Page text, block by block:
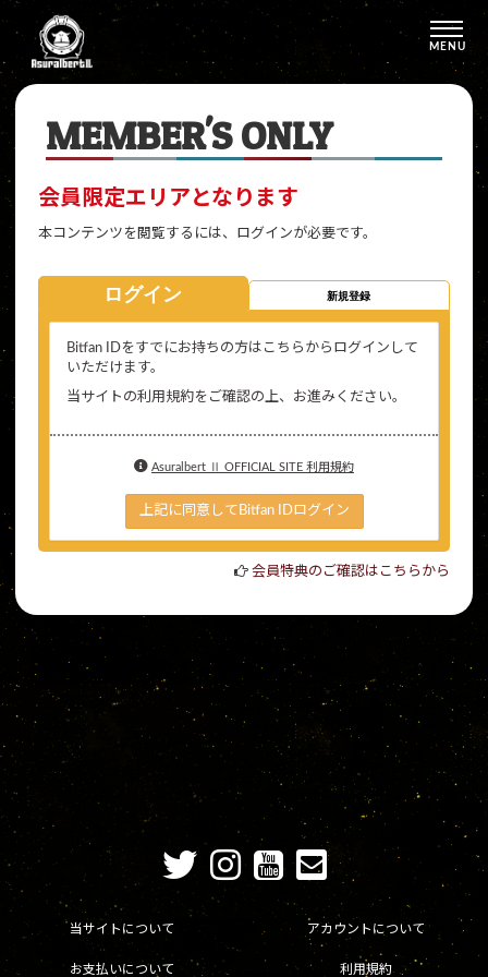
MENU
MEMBER'S ONLY
会員限定エリアとなります
本コンテンツを閲覧するには、ログインが必要です。
ログイン 新規登録
Bitfan IDをすでにお持ちの方はこちらからログインして
いただけます。
当サイトの利用規約をご確認の上、お進みください。
Asuralbert Ⅱ OFFICIAL SITE 利用規約
上記に同意してBitfan IDログイン
会員特典のご確認はこちらから
当サイトについて アカウントについて
お支払いについて 利用規約